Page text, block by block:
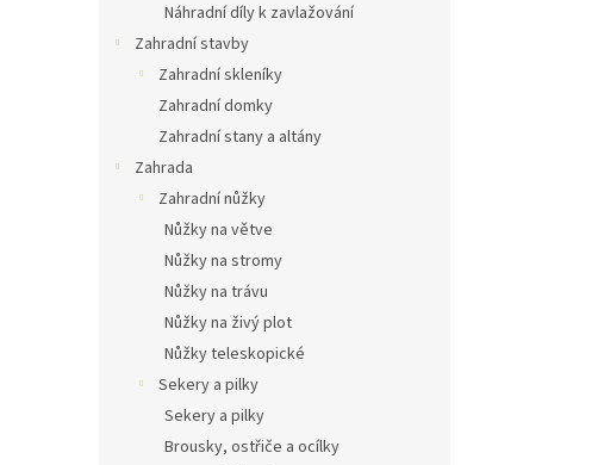
Náhradní díly k zavlažování
Zahradní stavby
Zahradní skleníky
Zahradní domky
Zahradní stany a altány
Zahrada
Zahradní nůžky
Nůžky na větve
Nůžky na stromy
Nůžky na trávu
Nůžky na živý plot
Nůžky teleskopické
Sekery a pilky
Sekery a pilky
Brousky, ostřiče a ocílky